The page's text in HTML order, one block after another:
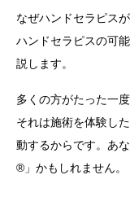
なぜハンドセラピス
ハンドセラピスの可
説します。
多くの方がたった一
それは施術を体験し
動するからです。あ
®」かもしれません。